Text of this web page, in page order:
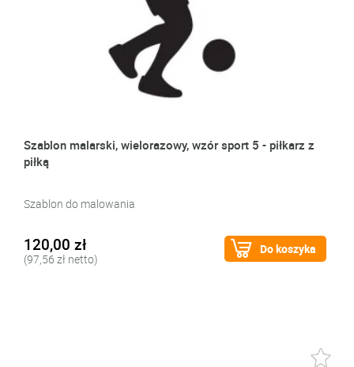
Szablon malarski, wielorazowy, wzór sport 5 - piłkarz z
piłką
Szablon do malowania
120,00 zł
(97,56 zł netto)
Do koszyka